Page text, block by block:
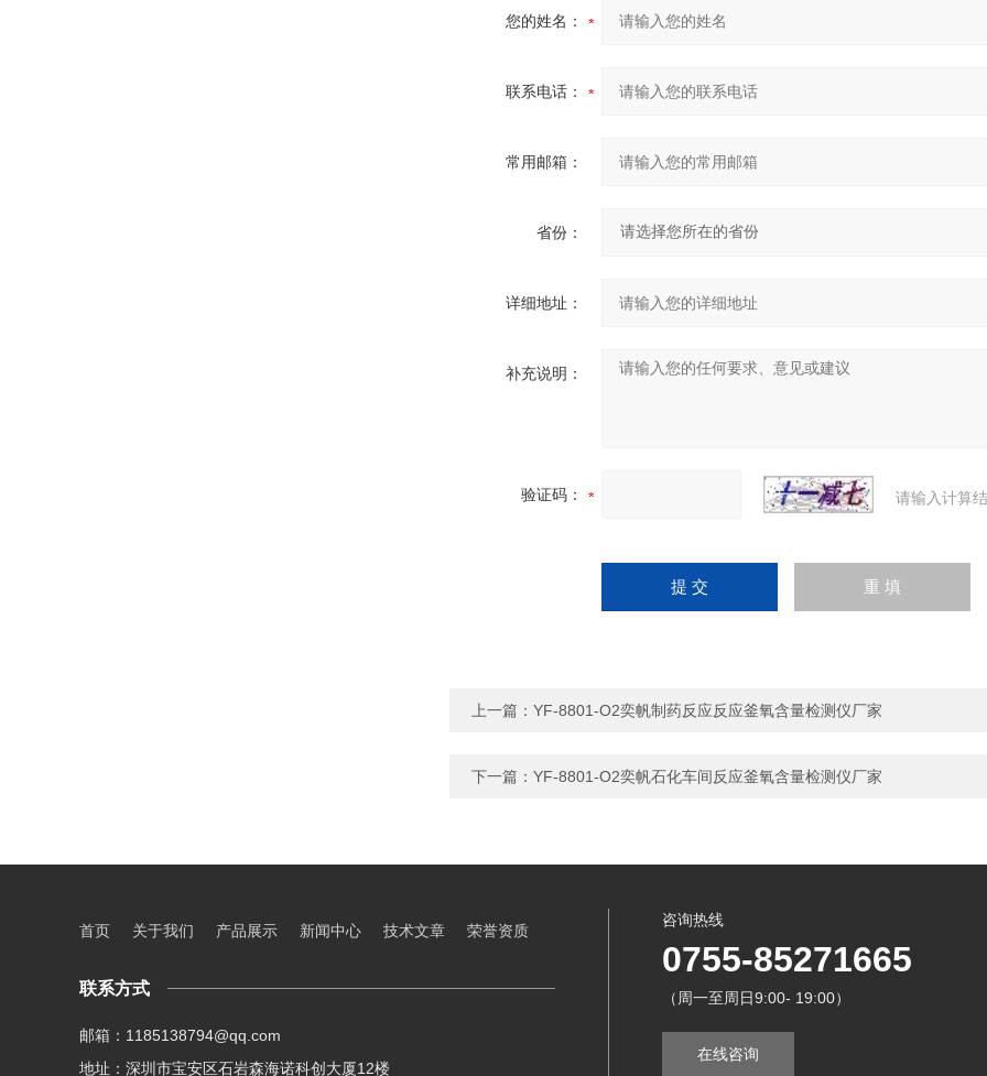
您的姓名：
联系电话：
常用邮箱：
省份：
详细地址：
补充说明：
验证码： 请输入计算
上一篇： YF-8801-O2奕帆制药反应反应釜氧含量检测仪厂家
下一篇： YF-8801-O2奕帆石化车间反应釜氧含量检测仪厂家
首页 关于我们 产品展示 新闻中心 技术文章 荣誉资质
联系方式
邮箱：1185138794@qq.com
地址：深圳市宝安区石岩森海诺科创大厦12楼
咨询热线
0755-85271665
（周一至周日9:00- 19:00）
在线咨询